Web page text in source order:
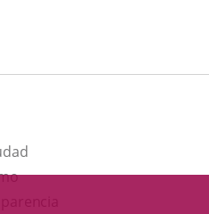
This